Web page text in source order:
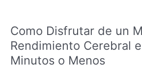
Como Disfrutar de un
Rendimiento Cerebral
Minutos o Menos
Como
Disfrutar
de
un